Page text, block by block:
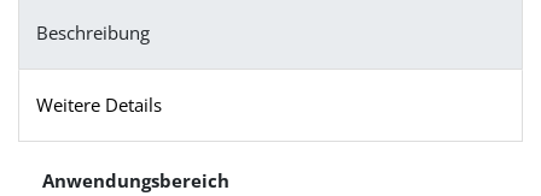
Beschreibung
Weitere Details
Anwendungsbereich